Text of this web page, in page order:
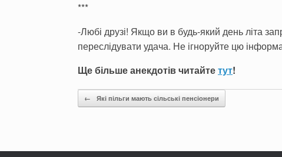
***
-Любі друзі! Якщо ви в будь-який день літа
переслідувати удача. Не ігноруйте цю
Ще більше анекдотів читайтетут!
Post navigation
← Які пільги мають сільські пенсіонери